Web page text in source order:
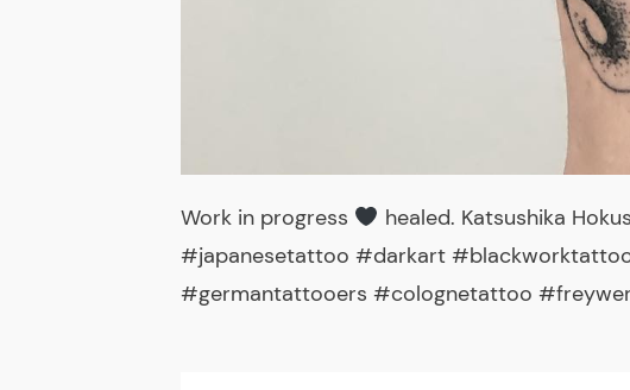
Work in progress
healed. Katsushika
#japanesetattoo #darkart
#germantattooers #colognetattoo